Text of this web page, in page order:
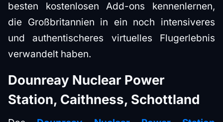
besten kostenlosen Add-ons kennenlernen,
die Großbritannien in ein noch intensiveres
und authentischeres virtuelles Flugerlebnis
verwandelt haben.
Dounreay Nuclear Power
Station, Caithness, Schottland